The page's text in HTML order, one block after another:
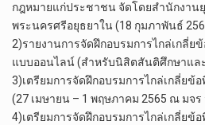
กฎหมายแก่ประชาชน จัดโดยสำนักงาน
พระนครศรีอยุธยาใน (18 กุมภาพันธ์
2)รายงานการจัดฝึกอบรมการไกล่เกลี่ย
แบบออนไลน์ (สำหรับนิสิตสันติศึกษาแล
3)เตรียมการจัดฝึกอบรมการไกล่เกลี่ยข้
(27 เมษายน – 1 พฤษภาคม 2565 ณ มจ
4)เตรียมการจัดฝึกอบรมการไกล่เกลี่ยข้